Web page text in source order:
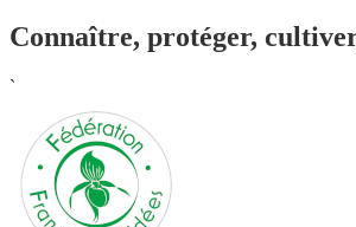
Connaître, protéger,
`